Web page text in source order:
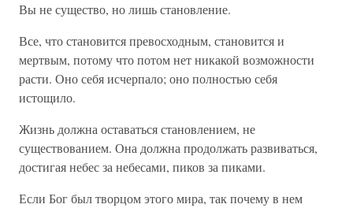
Вы не существо, но лишь становление.
Все, что становится превосходным, становится и
мертвым, потому что потом нет никакой возможности
расти. Оно себя исчерпало; оно полностью себя
истощило.
Жизнь должна оставаться становлением, не
существованием. Она должна продолжать развиваться,
достигая небес за небесами, пиков за пиками.
Если Бог был творцом этого мира, так почему в нем